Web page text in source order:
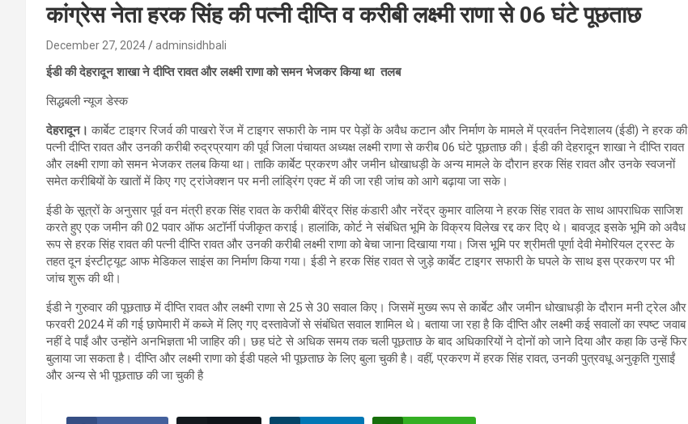
कांग्रेस नेता हरक सिंह की पत्नी दीप्ति व करीबी लक्ष्मी राणा से 06 घंटे पूछताछ
December 27, 2024 adminsidhbali
ईडी की देहरादून शाखा ने दीप्ति रावत और लक्ष्मी राणा को समन भेजकर किया था तलब
सिद्धबली न्यूज डेस्क
देहरादून।कार्बेट टाइगर रिजर्व की पाखरो रेंज में टाइगर सफारी के नाम पर पेड़ों के अवैध कटान और निर्माण के मामले में प्रवर्तन निदेशालय (ईडी) ने हरक की
पत्नी दीप्ति रावत और उनकी करीबी रुद्रप्रयाग की पूर्व जिला पंचायत अध्यक्ष लक्ष्मी राणा से करीब 06 घंटे पूछताछ की। ईडी की देहरादून शाखा ने दीप्ति रावत
और लक्ष्मी राणा को समन भेजकर तलब किया था। ताकि कार्बेट प्रकरण और जमीन धोखाधड़ी के अन्य मामले के दौरान हरक सिंह रावत और उनके स्वजनों
समेत करीबियों के खातों में किए गए ट्रांजेक्शन पर मनी लांड्रिंग एक्ट में की जा रही जांच को आगे बढ़ाया जा सके।
ईडी के सूत्रों के अनुसार पूर्व वन मंत्री हरक सिंह रावत के करीबी बीरेंद्र सिंह कंडारी और नरेंद्र कुमार वालिया ने हरक सिंह रावत के साथ आपराधिक साजिश
करते हुए एक जमीन की 02 पवार ऑफ अटॉर्नी पंजीकृत कराई। हालांकि, कोर्ट ने संबंधित भूमि के विक्रय विलेख रद्द कर दिए थे। बावजूद इसके भूमि को अवैध
रूप से हरक सिंह रावत की पत्नी दीप्ति रावत और उनकी करीबी लक्ष्मी राणा को बेचा जाना दिखाया गया। जिस भूमि पर श्रीमती पूर्णा देवी मेमोरियल ट्रस्ट के
तहत दून इंस्टीट्यूट आफ मेडिकल साइंस का निर्माण किया गया। ईडी ने हरक सिंह रावत से जुड़े कार्बेट टाइगर सफारी के घपले के साथ इस प्रकरण पर भी
जांच शुरू की थी।
ईडी ने गुरुवार की पूछताछ में दीप्ति रावत और लक्ष्मी राणा से 25 से 30 सवाल किए। जिसमें मुख्य रूप से कार्बेट और जमीन धोखाधड़ी के दौरान मनी ट्रेल और
फरवरी 2024 में की गई छापेमारी में कब्जे में लिए गए दस्तावेजों से संबंधित सवाल शामिल थे। बताया जा रहा है कि दीप्ति और लक्ष्मी कई सवालों का स्पष्ट जवाब
नहीं दे पाईं और उन्होंने अनभिज्ञता भी जाहिर की। छह घंटे से अधिक समय तक चली पूछताछ के बाद अधिकारियों ने दोनों को जाने दिया और कहा कि उन्हें फिर
बुलाया जा सकता है। दीप्ति और लक्ष्मी राणा को ईडी पहले भी पूछताछ के लिए बुला चुकी है। वहीं, प्रकरण में हरक सिंह रावत, उनकी पुत्रवधू अनुकृति गुसाईं
और अन्य से भी पूछताछ की जा चुकी है